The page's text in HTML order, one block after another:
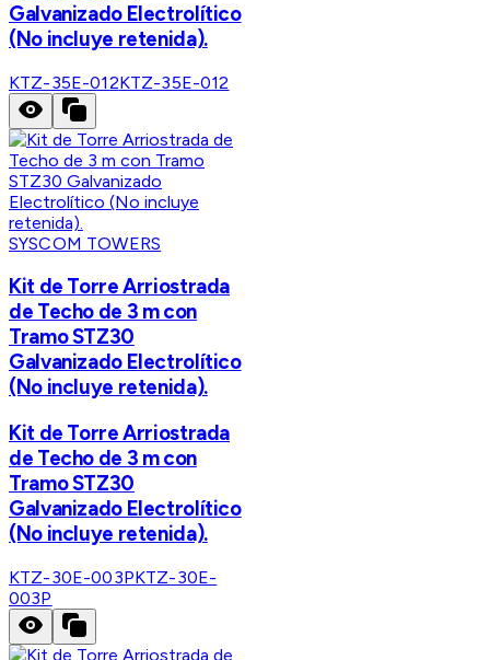
Galvanizado Electrolítico
(No incluye retenida).
KTZ-35E-012KTZ-35E-012
SYSCOM TOWERS
Kit de Torre Arriostrada
de Techo de 3 m con
Tramo STZ30
Galvanizado Electrolítico
(No incluye retenida).
Kit de Torre Arriostrada
de Techo de 3 m con
Tramo STZ30
Galvanizado Electrolítico
(No incluye retenida).
KTZ-30E-003PKTZ-30E-
003P